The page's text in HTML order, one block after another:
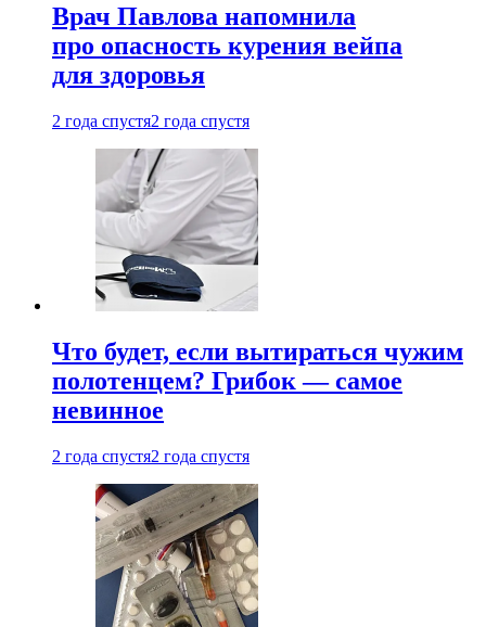
Врач Павлова напомнила
про опасность курения вейпа
для здоровья
2 года спустя2 года спустя
Что будет, если вытираться чужим
полотенцем? Грибок — самое
невинное
2 года спустя2 года спустя